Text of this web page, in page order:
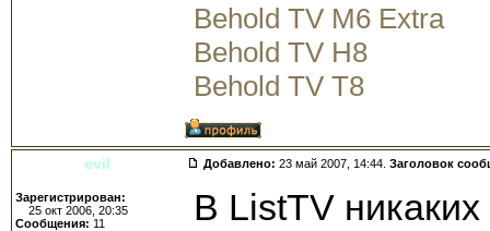
Behold TV M6 Extra
Behold TV H8
Behold TV T8
evil Добавлено: 23 май 2007, 14:44. Заголовок
Зарегистрирован:
25 окт 2006, 20:35
Сообщения: 11 В ListTV никаких